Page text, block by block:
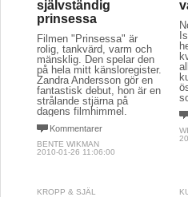
självständig
prinsessa
Filmen "Prinsessa" är
rolig, tankvärd, varm och
mänsklig. Den spelar den
på hela mitt känsloregister.
Zandra Andersson gör en
fantastisk debut, hon är en
strålande stjärna på
dagens filmhimmel.
Kommentarer
BENTE WIKMAN
2010-01-26 11:06:00
KROPP & SJÄL